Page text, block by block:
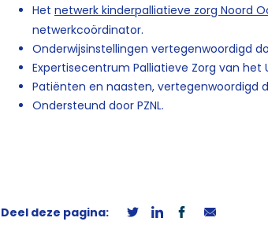
Het netwerk kinderpalliatieve zorg Noord
netwerkcoördinator.
Onderwijsinstellingen vertegenwoordigd
Expertisecentrum Palliatieve Zorg van het
Patiënten en naasten, vertegenwoordigd
Ondersteund door PZNL.
Deel deze pagina: